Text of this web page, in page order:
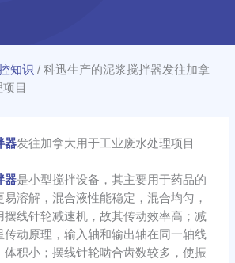
知识 / 科迅生产的泥浆搅拌器发往加拿
目
器发往加拿大用于工业废水处理项目
器是小型搅拌设备，其主要用于药品的
溶解，混合液性能稳定，混合均匀，
摆线针轮减速机，故其传动效率高；减
传动原理，输入轴和输出轴在同一轴线
体积小；摆线针轮啮合齿数较多，使振